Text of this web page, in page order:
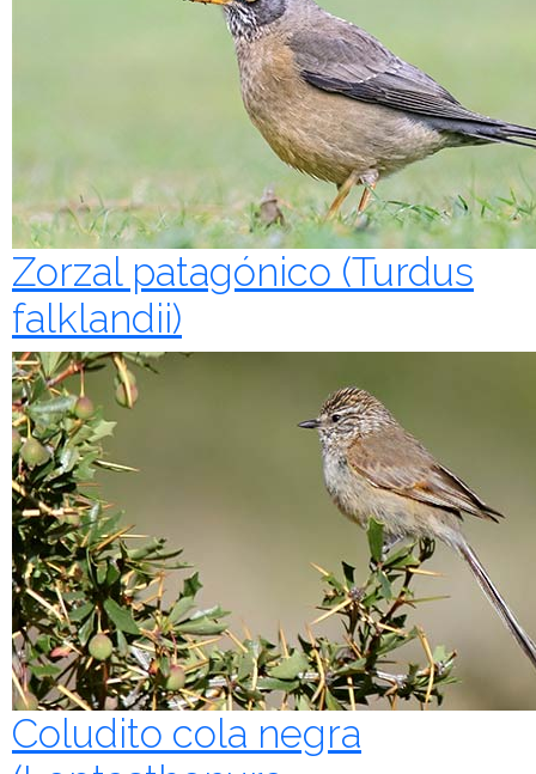
Zorzal patagónico (Turdus
falklandii)
Coludito cola negra